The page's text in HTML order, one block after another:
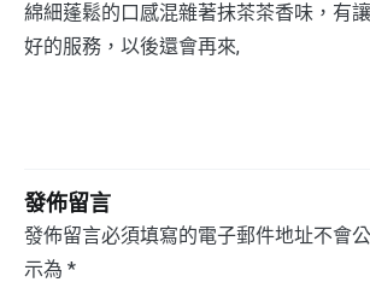
綿細蓬鬆的口感混雜著抹茶茶香味，有
好的服務，以後還會再來,
發佈留言
發佈留言必須填寫的電子郵件地址不會
示為 *